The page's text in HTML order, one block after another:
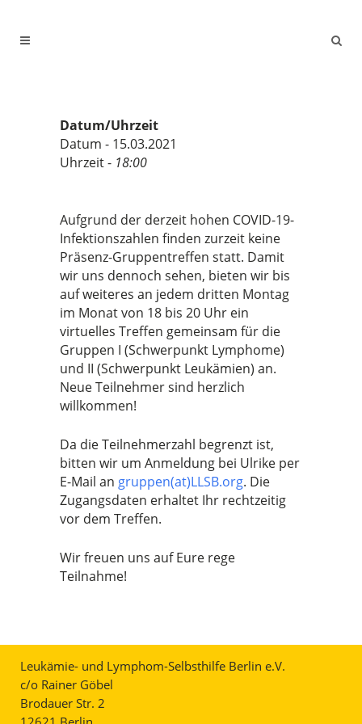
Datum/Uhrzeit
Datum - 15.03.2021
Uhrzeit - 18:00
Aufgrund der derzeit hohen COVID-19-
Infektionszahlen finden zurzeit keine
Präsenz-Gruppentreffen statt. Damit
wir uns dennoch sehen, bieten wir bis
auf weiteres an jedem dritten Montag
im Monat von 18 bis 20 Uhr ein
virtuelles Treffen gemeinsam für die
Gruppen I (Schwerpunkt Lymphome)
und II (Schwerpunkt Leukämien) an.
Neue Teilnehmer sind herzlich
willkommen!
Da die Teilnehmerzahl begrenzt ist,
bitten wir um Anmeldung bei Ulrike per
E-Mail an gruppen(at)LLSB.org. Die
Zugangsdaten erhaltet Ihr rechtzeitig
vor dem Treffen.
Wir freuen uns auf Eure rege
Teilnahme!
Leukämie- und Lymphom-Selbsthilfe Berlin e.V.
c/o Rainer Göbel
Brodauer Str. 2